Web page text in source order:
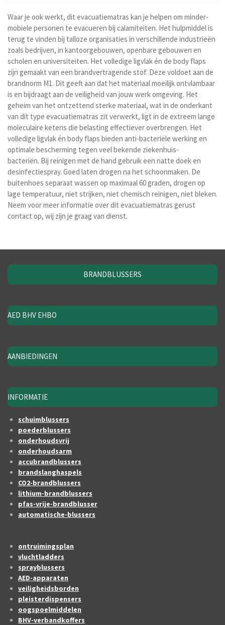
Waar je ook werkt, dit evacuatiematras kan je helpen om minder-
mobiele personen te evacueren bij calamiteiten. Het hulpmiddel is
terug te vinden bij talloze organisaties in verschillende industrieën
zoals bedrijven, in kantoorgebouwen, openbare gebouwen en
scholen en universiteiten. Het volledige ligvlak én de body flaps
zijn gemaakt van een brandvertragende stof. Deze voldoet aan de
brandnorm M1. Dit geeft aan dat het materiaal moeilijk ontvlambaar
is en bijdraagt aan de veiligheid van jouw werk omgeving. Het
geheim van het ontzettend sterke materiaal, wat in de onderkant
van dit type evacuatiematras zit verwerkt, ligt in de extreem lange
moleculaire ketens die belasting effectiever overbrengen. Het
volledige ligvlak én body flaps bieden anti-bacteriële werking en
optimale bescherming tegen veel bekende ziekenhuis-
bacteriën. Bij reinigen met de hand gebruik een natte doek en
desinfectiespray. Goed laten drogen na het schoonmaken. De
buitenhoes separaat wassen op maximaal 60 graden, drogen op
lage temperatuur, niet strijken, niet chemisch reinigen, niet bleken.
Neem voor meer informatie over dit evacuatiematras gerust
contact op, wij zijn je graag van dienst.
BRANDBLUSSERS
AED BHV EHBO
AANBIEDINGEN
INFORMATIE
schuimblussers
poederblussers
onderhoudsvrij
onderhoudsarm
accubrandblussers
brandslanghaspels
CO2-brandblussers
lithium-brandblussers
pfas-vrije-brandblusser
automatische-blussers
ontruimingsplan
vluchtladders
sprayblussers
AED-apparaten
veiligheidsborden
pleisterdispensers
oogspoelmiddelen
BHV-verbandkoffers